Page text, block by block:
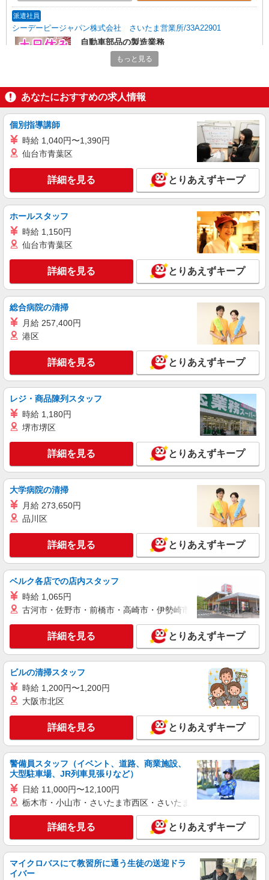
派遣社員
シーデーピージャパン株式会社 さいたま営業所/33A22901
自動車部品の製造業務
時給1420円 ※時間外時給：1775円 ※休出時
給：1775円 ※深夜割増：355円
キープ 詳細を見る
派遣社員
ランスタッド株式会社 所沢支店（所沢事業所）/FTRZ115238
時給1330円 月収例：256700円＝1330円×8時間
×21日勤務＋残業20時間の場合、交通費別途支給
※交通費実費支給／当社規定あり。
埼玉県狭山市上赤坂 入曽駅から車13分
キープ 詳細を見る
ランスタッド株式会社 所沢支店（所沢事業所）/FTRZ115145
仕分け・ピッキング・梱包
時給1500円 お仕事の内容・職種・勤務地によ
り異なります ※交通費実費支給／当社規定あり。
埼玉県狭山市 お仕事内容により異なります
キープ 詳細を見る
派遣社員
ランスタッド株式会社 所沢支店（所沢事業所）/FTRZ115288
仕分け・ピッキング・梱包
時給1350円 月収例:198450円＝1350円×7時間
×21日勤務の場合＋残業代、交通費別途支給 ※交
通費実費支給／当社規定あり。
埼玉県狭山市上広瀬 入間市駅から車10分
キープ 詳細を見る
株式会社バイトレ（ADM819401GT16）
【迷ったらコレ】箱に入れるだけ♪モクモク軽
作業スタッフ
時給1364円〜時給1600円（就業先により異な
る）
埼玉県狭山市
キープ 詳細を見る
ランスタッド株式会社 所沢支店（所沢事業所）/FTRZ115204
仕分け・ピッキング・梱包
時給1330円 月収例：223440円＝1330円×8時間
×21日勤務の場合＋残業代、交通費別途支給 ※交
通費実費支給／当社規定あり。
埼玉県狭山市上赤坂 新所沢駅から車16分
キープ 詳細を見る
派遣社員
ランスタッド株式会社 所沢支店（所沢事業所）/FTRZ115270
仕分け・ピッキング・梱包
時給1400円 月収例:235200円＝1400円×8時間
×21日勤務の場合＋残業代、交通費別途支給 ※交
通費実費支給／当社規定あり。
埼玉県狭山市柏原 狭山市駅から車10分
キープ 詳細を見る
アルバイト
もっと見る
あなたにおすすめの求人情報
個別指導講師
時給 1,040円〜1,390円
仙台市青葉区
詳細を見る とりあえずキープ
ホールスタッフ
時給 1,150円
仙台市青葉区
詳細を見る とりあえずキープ
総合病院の清掃
月給 257,400円
港区
詳細を見る とりあえずキープ
レジ・商品陳列スタッフ
時給 1,180円
堺市堺区
詳細を見る とりあえずキープ
大学病院の清掃
月給 273,650円
品川区
詳細を見る とりあえずキープ
ベルク各店での店内スタッフ
時給 1,065円
古河市・佐野市・前橋市・高崎市・伊勢崎市・太田市・館林市
詳細を見る とりあえずキープ
ビルの清掃スタッフ
時給 1,200円〜1,200円
大阪市北区
詳細を見る とりあえずキープ
警備員スタッフ（イベント、道路、商業施設、
大型駐車場、JR列車見張りなど）
日給 11,000円〜12,100円
栃木市・小山市・さいたま市西区・さいたま市岩槻区・久喜市・
詳細を見る とりあえずキープ
マイクロバスにて教習所に通う生徒の送迎ドラ
イバー